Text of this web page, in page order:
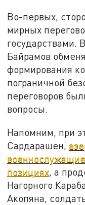
Во-первых,
мирных
государствами.
Байрамов
формирования
пограничной
переговоров
вопросы.
Напомним, при
Сардарашен,
позициях, а
Нагорного
Акопяна,